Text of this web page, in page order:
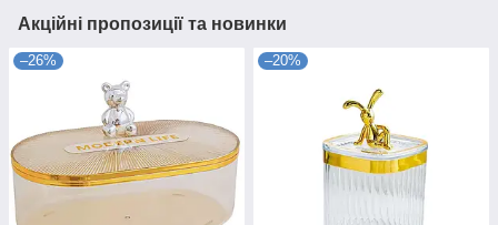
Акційні пропозиції та новинки
–26% –20%